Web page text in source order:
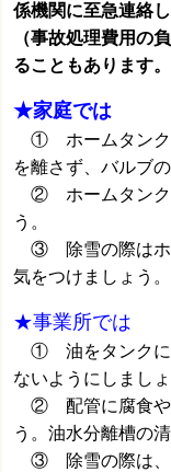
係機関に至急連絡し
（事故処理費用の
ることもあります。
★家庭では
① ホームタンク
を離さず、バルブ
② ホームタンク
う。
③ 除雪の際はホ
気をつけましょう
★事業所では
① 油をタンクに
ないようにしましょ
② 配管に腐食や
う。油水分離槽の
③ 除雪の際は、